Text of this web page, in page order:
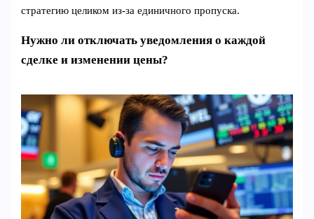
стратегию целиком из-за единичного пропуска.
Нужно ли отключать уведомления о каждой
сделке и изменении цены?